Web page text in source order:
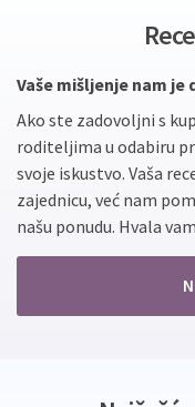
Vaše mišljenje nam je
Ako ste zadovoljni s
roditeljima u odabiru
svoje iskustvo. Vaša
zajednicu, već nam
našu ponudu. Hvala